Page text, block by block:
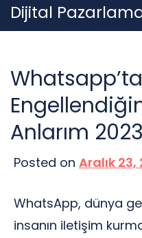
Skip
to
Dijital
Whatsapp’ta
Anlarım 2023
Posted on Aralık 23,
WhatsApp, dünya
insanın iletişim